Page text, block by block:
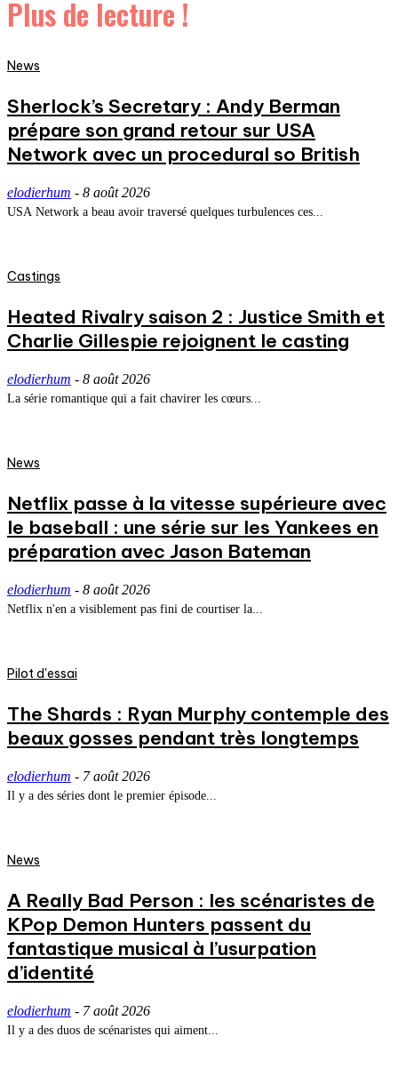
Plus de lecture !
News
Sherlock’s Secretary : Andy Berman
prépare son grand retour sur USA
Network avec un procedural so British
elodierhum - 8 août 2026
USA Network a beau avoir traversé quelques turbulences ces...
Castings
Heated Rivalry saison 2 : Justice Smith et
Charlie Gillespie rejoignent le casting
elodierhum - 8 août 2026
La série romantique qui a fait chavirer les cœurs...
News
Netflix passe à la vitesse supérieure avec
le baseball : une série sur les Yankees en
préparation avec Jason Bateman
elodierhum - 8 août 2026
Netflix n'en a visiblement pas fini de courtiser la...
Pilot d'essai
The Shards : Ryan Murphy contemple des
beaux gosses pendant très longtemps
elodierhum - 7 août 2026
Il y a des séries dont le premier épisode...
News
A Really Bad Person : les scénaristes de
KPop Demon Hunters passent du
fantastique musical à l’usurpation
d’identité
elodierhum - 7 août 2026
Il y a des duos de scénaristes qui aiment...